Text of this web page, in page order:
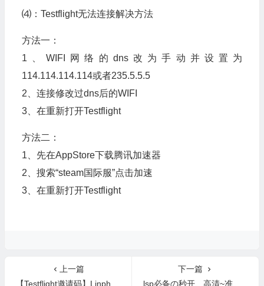
⑷：Testflight无法连接解决方法
方法一：
1、WIFI网络的dns改为手动并设置为
114.114.114.114或者235.5.5.5
2、连接修改过dns后的WIFI
3、在重新打开Testflight
方法二：
1、先在AppStore下载腾讯加速器
2、搜索“steam国际服”点击加速
3、在重新打开Testflight
上一篇
【Testflight邀请码】Linphone
下一篇
lsp必备の秒开、高清~准备发车